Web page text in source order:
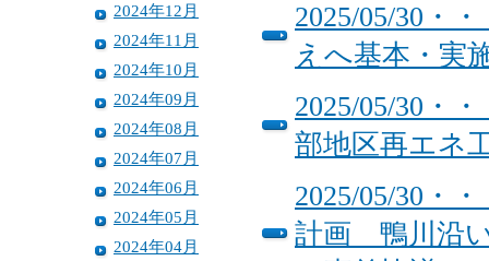
2024年12月
2024年11月
2024年10月
2024年09月
2024年08月
2024年07月
2024年06月
2024年05月
2024年04月
2025/05/30・
えへ基本・実
2025/05/30・
部地区再エネ
2025/05/30・
計画 鴨川沿